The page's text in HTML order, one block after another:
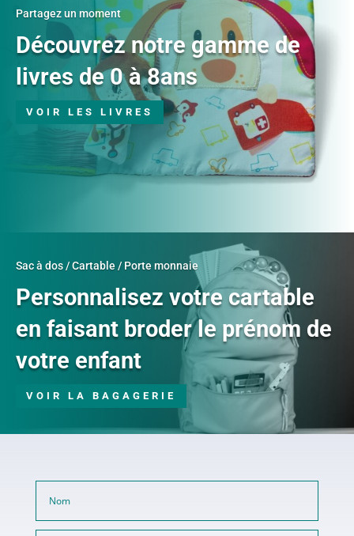
Partagez un moment
Découvrez notre gamme de
livres de 0 à 8ans
VOIR LES LIVRES
Sac à dos / Cartable / Porte monnaie
Personnalisez votre cartable
en faisant broder le prénom de
votre enfant
VOIR LA BAGAGERIE